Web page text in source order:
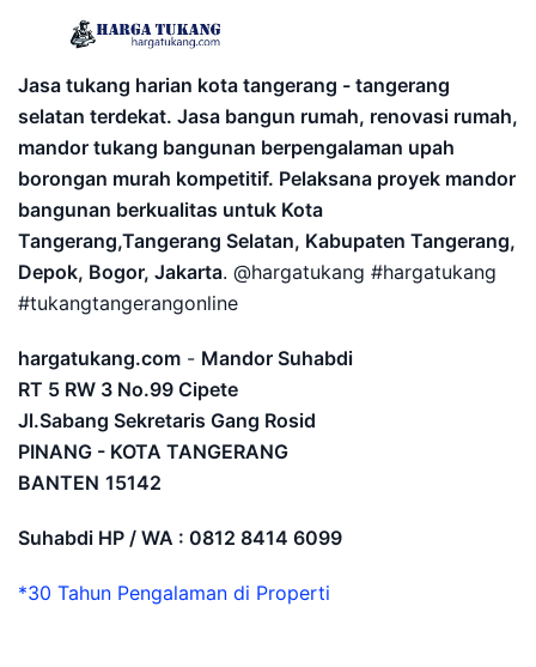
Jasa tukang harian kota tangerang - tangerang
selatan terdekat. Jasa bangun rumah, renovasi rumah,
mandor tukang bangunan berpengalaman upah
borongan murah kompetitif. Pelaksana proyek mandor
bangunan berkualitas untuk Kota
Tangerang,Tangerang Selatan, Kabupaten Tangerang,
Depok, Bogor, Jakarta. @hargatukang #hargatukang
#tukangtangerangonline
hargatukang.com - Mandor Suhabdi
RT 5 RW 3 No.99 Cipete
Jl.Sabang Sekretaris Gang Rosid
PINANG - KOTA TANGERANG
BANTEN 15142
Suhabdi HP / WA : 0812 8414 6099
*30 Tahun Pengalaman di Properti